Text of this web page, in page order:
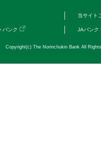
当サイト
バンク JAバンク
Copyright(c) The Norinchukin Bank All